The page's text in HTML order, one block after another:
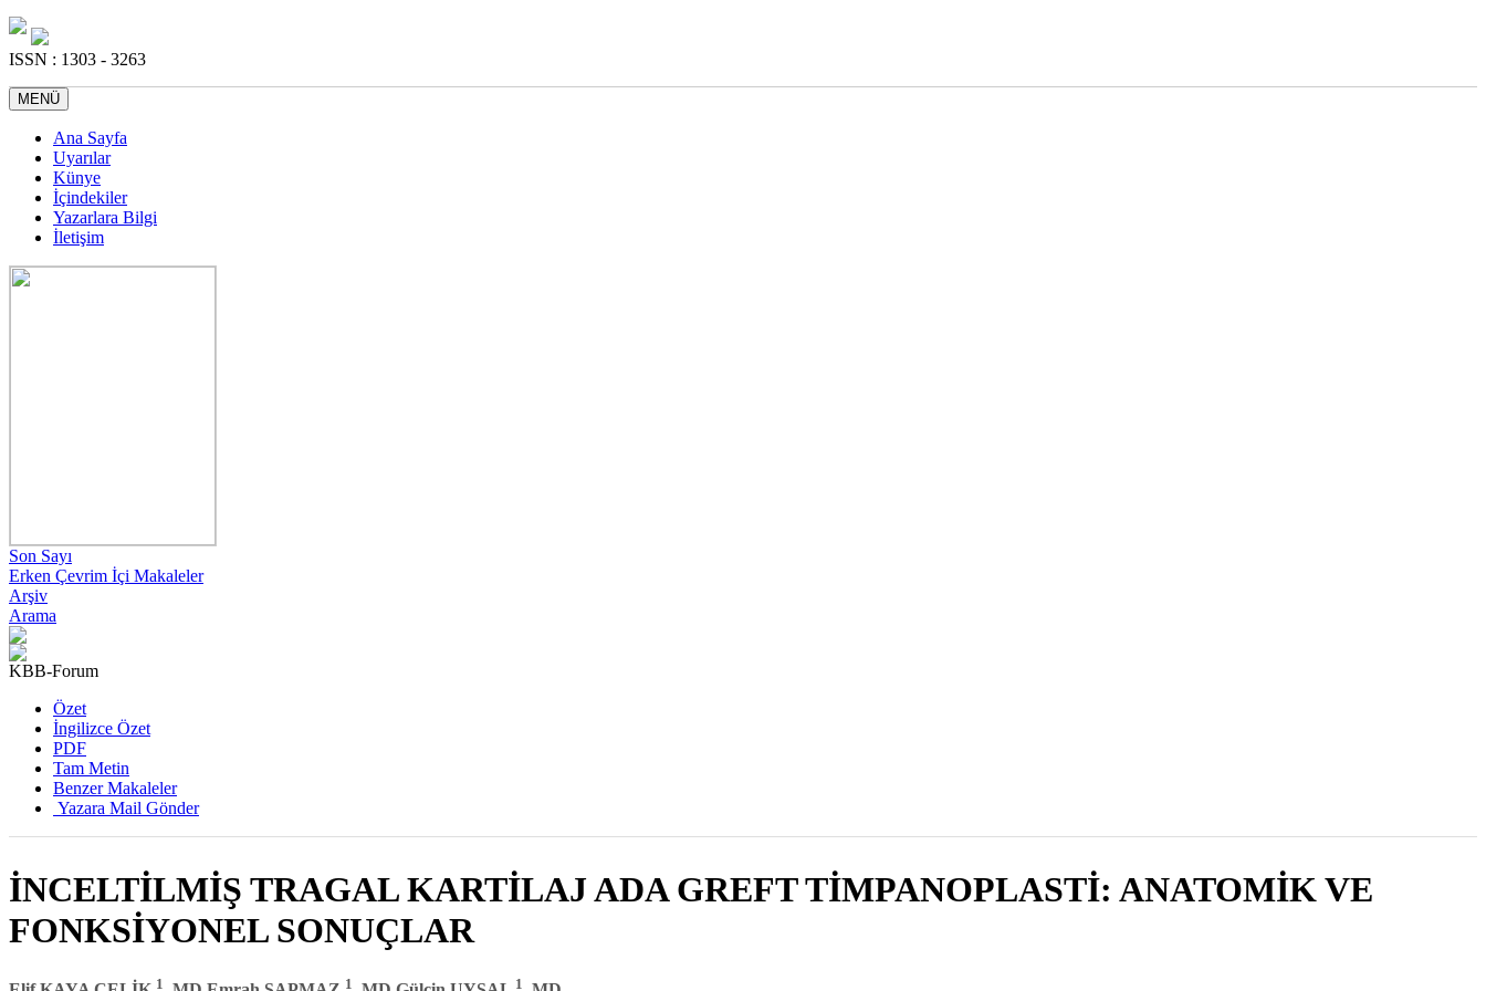
ISSN : 1303 - 3263
MENÜ
Ana Sayfa
Uyarılar
Künye
İçindekiler
Yazarlara Bilgi
İletişim
Son Sayı
Erken Çevrim İçi Makaleler
Arşiv
Arama
KBB-Forum
Özet
İngilizce Özet
PDF
Tam Metin
Benzer Makaleler
Yazara Mail Gönder
İNCELTİLMİŞ TRAGAL KARTİLAJ ADA GREFT TİMPANOPLASTİ: ANATOMİK VE
FONKSİYONEL SONUÇLAR
1 1 1